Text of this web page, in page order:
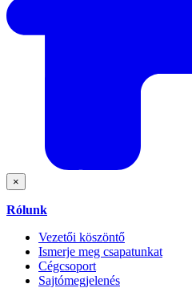
×
Rólunk
Vezetői köszöntő
Ismerje meg csapatunkat
Cégcsoport
Sajtómegjelenés